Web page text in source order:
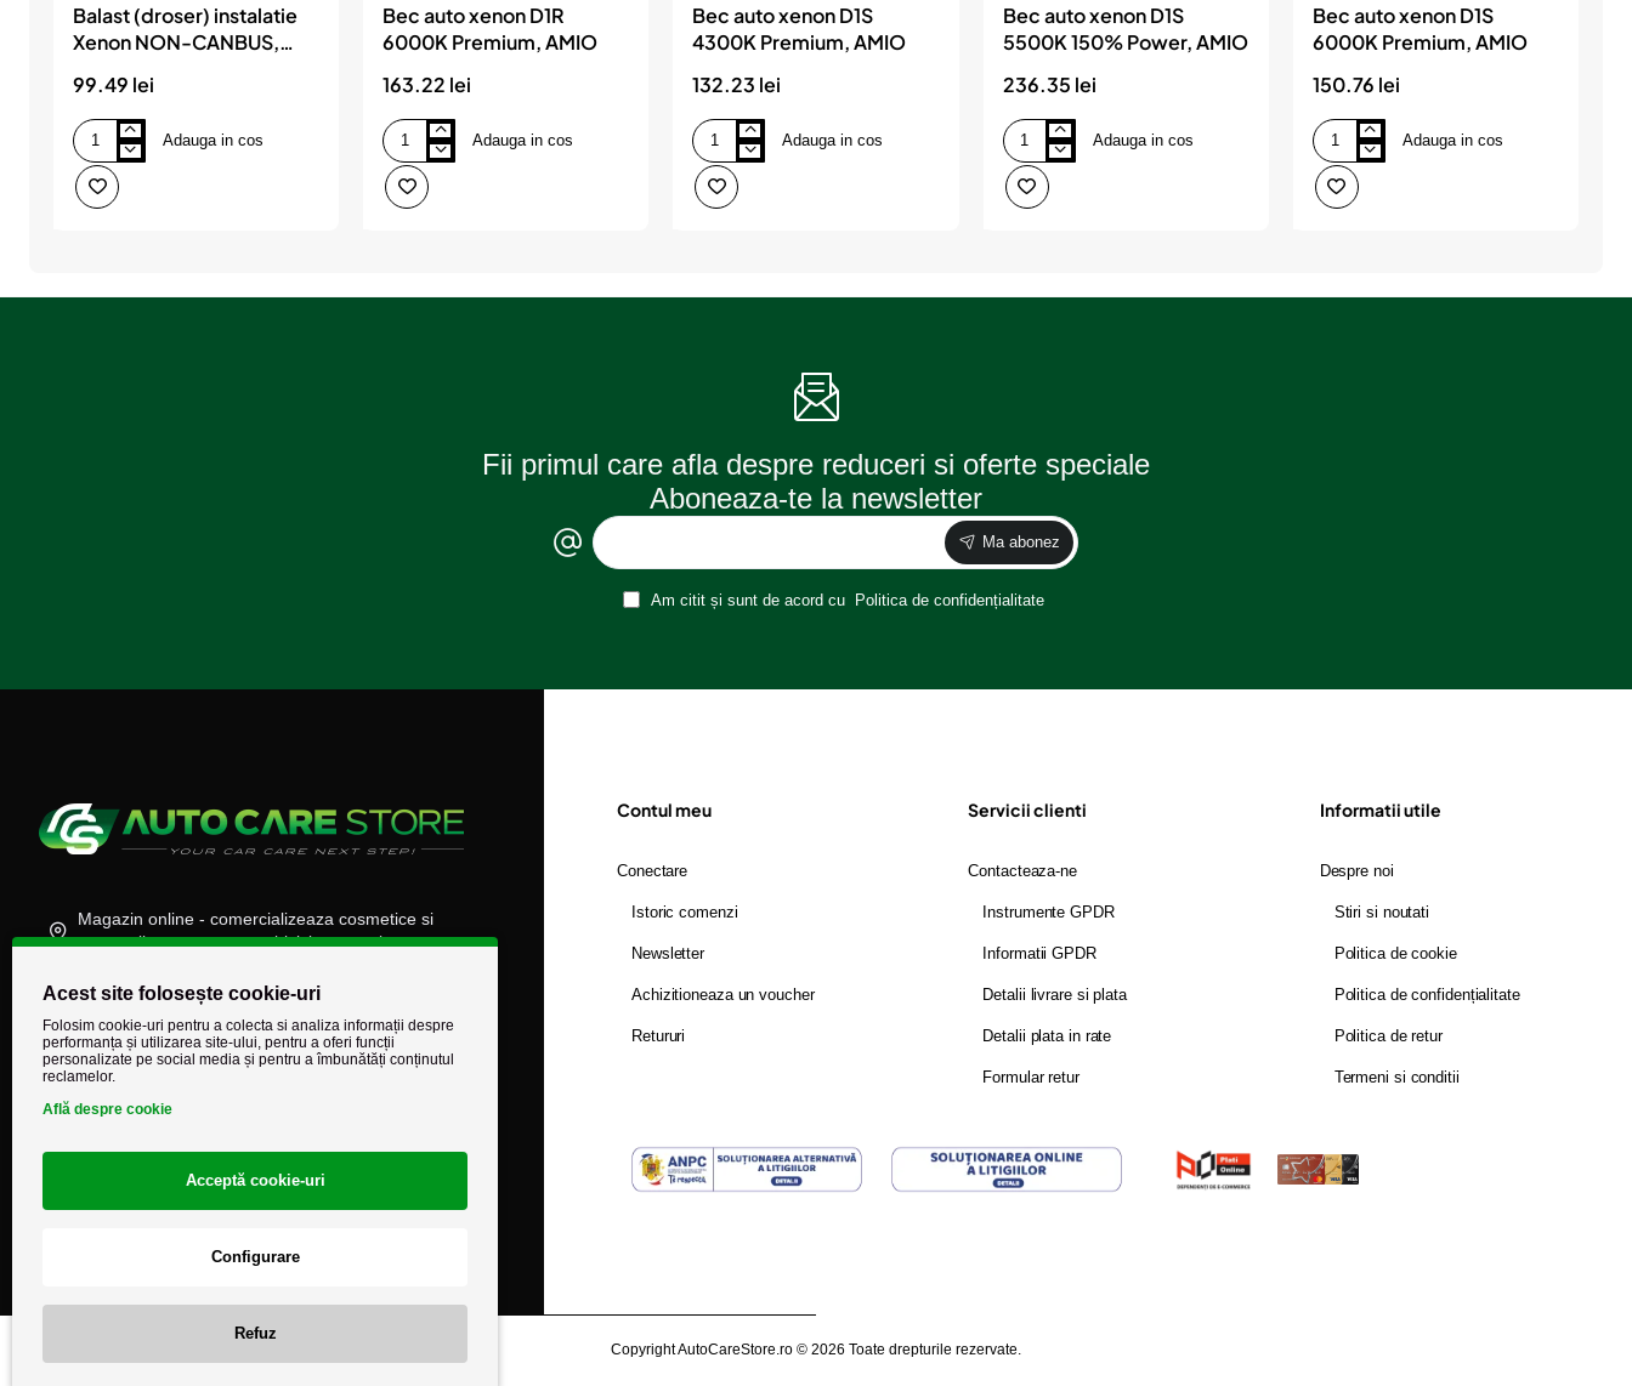
Balast (droser) instalatie
Xenon NON-CANBUS,
SLIM, AMIO
99.49 lei
Balast
(droser)
instalatie
Xenon
16V,
Adauga in cos
Bec auto xenon D1R
6000K Premium, AMIO
163.22 lei
Bec
auto
xenon
D1R
Adauga in cos
Bec auto xenon D1S
4300K Premium, AMIO
132.23 lei
Bec
auto
xenon
D1S
Adauga in cos
Bec auto xenon D1S
5500K 150% Power, AMIO
236.35 lei
Bec
auto
xenon
D1S
Adauga in cos
Bec auto xenon D1S
6000K Premium, AMIO
150.76 lei
Bec
auto
xenon
D1S
Adauga in cos
Fii primul care afla despre reduceri si oferte speciale
Aboneaza-te la newsletter
Ma abonez
Am citit și sunt de acord cu Politica de confidențialitate
Magazin online - comercializeaza cosmetice si
accesorii auto, moto, atv, biciclete, camioane
(+40) 745 848 890
comenzi@autocarestore.ro
Contul meu
Conectare
Istoric comenzi
Newsletter
Achizitioneaza un voucher
Retururi
Servicii clienti
Contacteaza-ne
Instrumente GPDR
Informatii GPDR
Detalii livrare si plata
Detalii plata in rate
Formular retur
Informatii utile
Despre noi
Stiri si noutati
Politica de cookie
Politica de confidențialitate
Politica de retur
Termeni si conditii
Copyright AutoCareStore.ro © 2026 Toate drepturile rezervate.
Acest site folosește cookie-uri
Folosim cookie-uri pentru a colecta si analiza informații despre
performanța și utilizarea site-ului, pentru a oferi funcții
personalizate pe social media și pentru a îmbunătăți conținutul
reclamelor.
Află despre cookie
Acceptă cookie-uri
Configurare
Refuz